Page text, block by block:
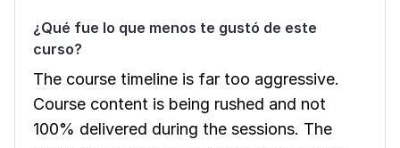
¿Qué fue lo que menos te gustó de este
curso?
The course timeline is far too aggressive.
Course content is being rushed and not
100% delivered during the sessions. The